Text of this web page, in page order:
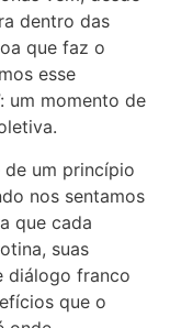
dentro das
que faz o
esse
um momento de
de um princípio
nos sentamos
que cada
suas
diálogo franco
que o